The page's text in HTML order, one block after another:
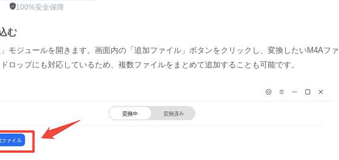
100%安全保障
む
モジュールを開きます。画面内の「追加ファイル」ボタンをクリックし、変換したいM4Aフ
ロップにも対応しているため、複数ファイルをまとめて追加することも可能です。